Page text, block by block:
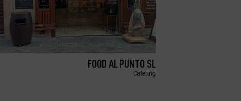
FOOD AL PUNTO SL
Catering